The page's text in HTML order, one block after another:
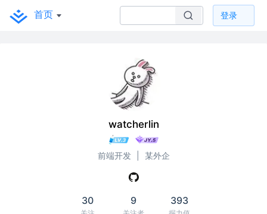
首页 登录
watcherlin
前端开发 某外企
30 9 393